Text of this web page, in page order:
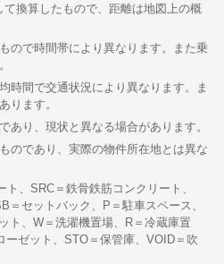
換算したもので、距離は地図上の概
ので時間帯により異なります。また乗
時間で交通状況により異なります。ま
ります。
あり、現状と異なる場合があります。
のであり、実際の物件所在地とは異な
、SRC＝鉄骨鉄筋コンクリート、
セットバック、P＝駐車スペース、
ト、W＝洗濯機置場、R＝冷蔵庫置
ーゼット、STO＝保管庫、VOID＝吹